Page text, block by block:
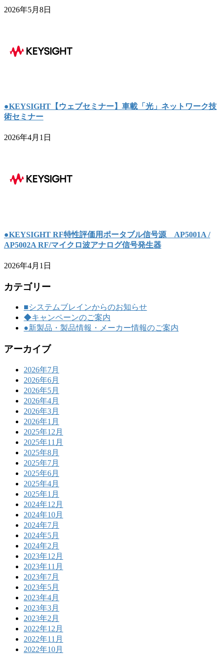
2026年5月8日
●KEYSIGHT【ウェブセミナー】車載「光」ネットワーク技
術セミナー
2026年4月1日
●KEYSIGHT RF特性評価用ポータブル信号源 AP5001A /
AP5002A RF/マイクロ波アナログ信号発生器
2026年4月1日
カテゴリー
■システムブレインからのお知らせ
◆キャンペーンのご案内
●新製品・製品情報・メーカー情報のご案内
アーカイブ
2026年7月
2026年6月
2026年5月
2026年4月
2026年3月
2026年1月
2025年12月
2025年11月
2025年8月
2025年7月
2025年6月
2025年4月
2025年1月
2024年12月
2024年10月
2024年7月
2024年5月
2024年2月
2023年12月
2023年11月
2023年7月
2023年5月
2023年4月
2023年3月
2023年2月
2022年12月
2022年11月
2022年10月